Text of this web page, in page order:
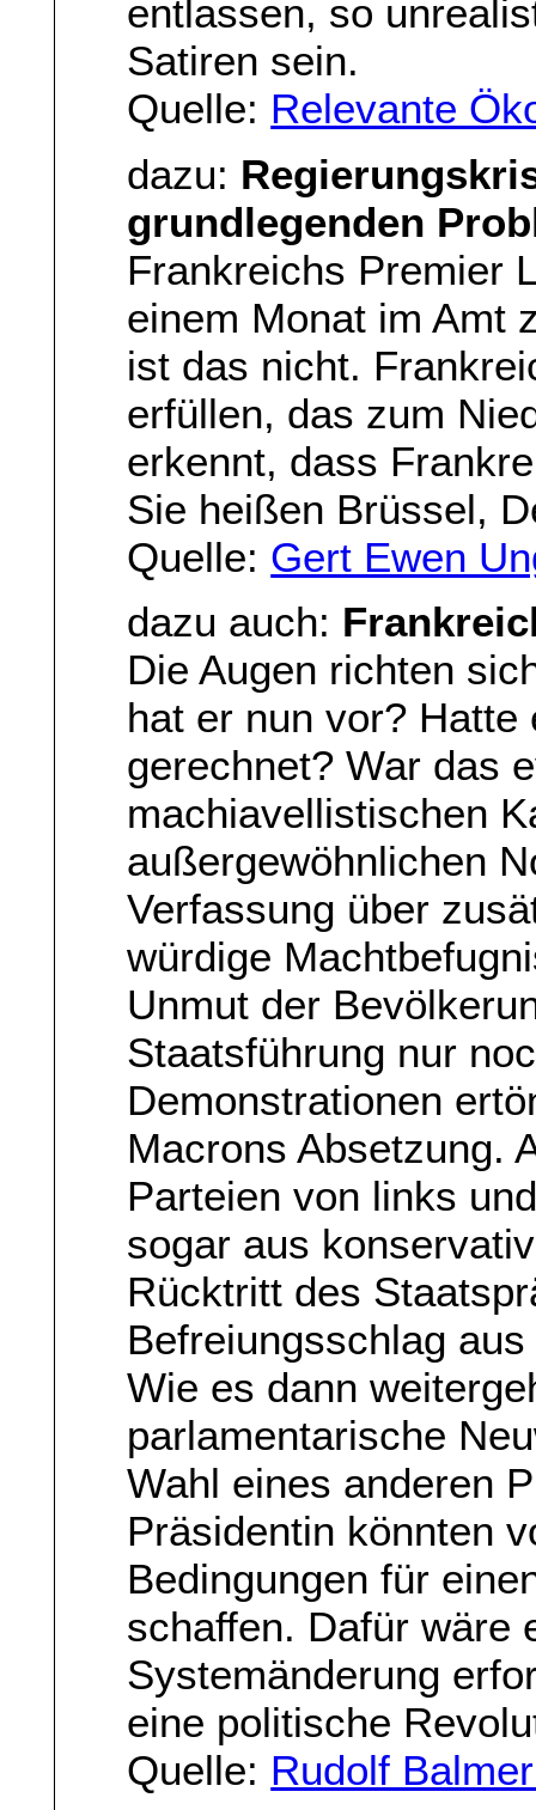
entlassen, so
Satiren sein.
Quelle: Relevante
dazu:
grundlegenden
Frankreichs Premier
einem Monat im Amt
ist das nicht.
erfüllen, das zum
erkennt, dass
Sie heißen Brüssel,
Quelle: Gert Ewen
dazu auch:
Die Augen richten
hat er nun vor?
gerechnet? War das
machiavellistischen
außergewöhnlichen
Verfassung über
würdige
Unmut der
Staatsführung nur
Demonstrationen
Macrons Absetzung.
Parteien von links
sogar aus
Rücktritt des
Befreiungsschlag
Wie es dann
parlamentarische
Wahl eines anderen
Präsidentin könnten
Bedingungen für
schaffen. Dafür wäre
Systemänderung
eine politische
Quelle: Rudolf